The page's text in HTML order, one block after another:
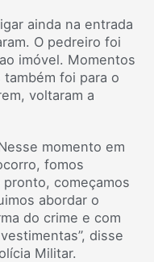
ainda na entrada
O pedreiro foi
imóvel. Momentos
foi para o
voltaram a
momento em
fomos
começamos
abordar o
do crime e com
disse
Militar.